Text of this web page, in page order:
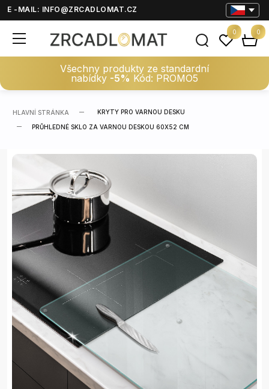
E -MAIL: INFO@ZRCADLOMAT.CZ
Všechny produkty ze standardní
nabídky -5% Kód: PROMO5
0 0
HLAVNÍ STRÁNKA KRYTY PRO VARNOU DESKU
PRŮHLEDNÉ SKLO ZA VARNOU DESKOU 60X52 CM